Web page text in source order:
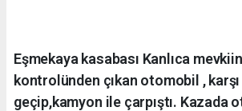
Eşmekaya kasabası Kanlıca
kontrolünden çıkan otomobil ,
geçip,kamyon ile çarpıştı. Kazada